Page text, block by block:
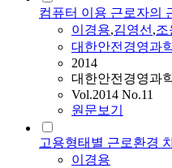
컴퓨터 이용 근로자의
이경용,김영선,조
대한안전경영과
2014
대한안전경영과
Vol.2014 No.11
원문보기
고용형태별 근로환경
이경용